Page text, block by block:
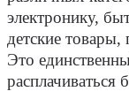
электронику,
детские
Это